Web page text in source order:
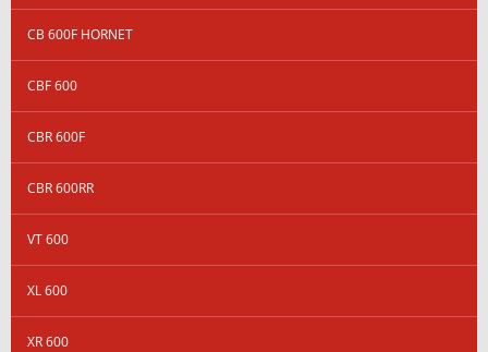
CB 600F HORNET
CBF 600
CBR 600F
CBR 600RR
VT 600
XL 600
XR 600